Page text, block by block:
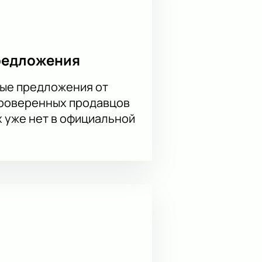
Не упустите шанс увидеть
взаимоотношений.
визит в театр.
предложения от
продавцов
нет в официальной